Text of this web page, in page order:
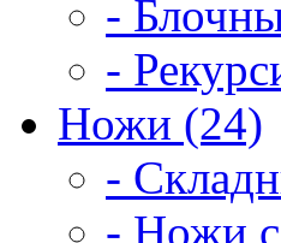
-
-
Ножи (24)
-
- Ножи